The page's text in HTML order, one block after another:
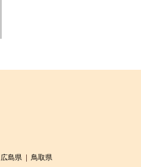
広島県
鳥取県